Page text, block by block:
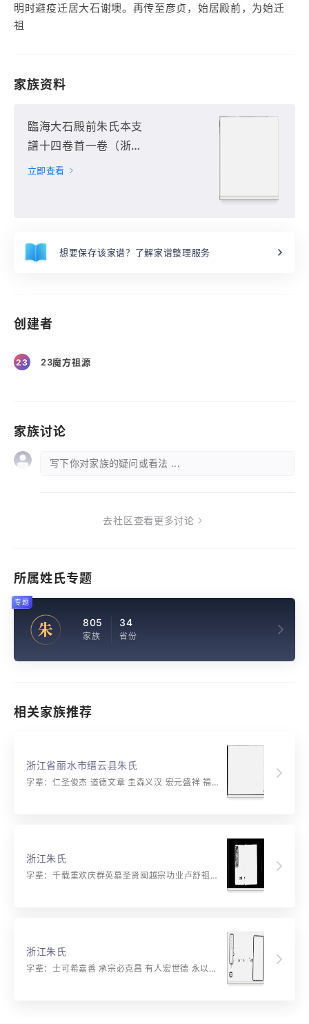
明时避疫迁居大石谢墺。再传至彦贞，始居殿前，为始迁
祖
家族资料
臨海大石殿前朱氏本支
譜十四卷首一卷（浙江
省臺州市臨海市）第1
立即查看
想要保存该家谱？了解家谱整理服务
创建者
23 23魔方祖源
家族讨论
写下你对家族的疑问或看法 ...
去社区查看更多讨论
所属姓氏专题
朱 805
家族
34
省份
专题
相关家族推荐
浙江省丽水市缙云县朱氏
字辈：仁圣俊杰 道德文章 圭森义汉 宏元盛祥 福寿康宁 敦崇永昌 光明英哲 富贵贤良
浙江朱氏
字辈：千载重欢庆群英慕圣贤闽越宗功业卢舒祖德基根深树丰茂蒂固木丛衍颂歌震寰宇子孙永相连
浙江朱氏
字辈：士可希嘉善 承宗必克昌 有人宏世德 永以应邦祥